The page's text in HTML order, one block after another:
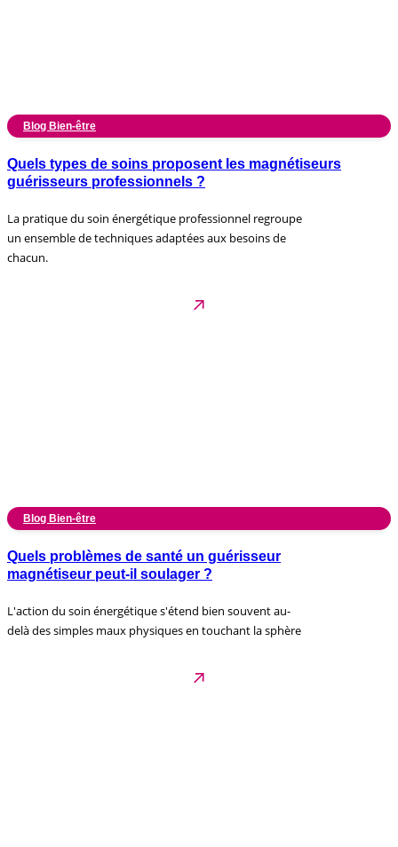
Blog Bien-être
Quels types de soins proposent les magnétiseurs
guérisseurs professionnels ?
La pratique du soin énergétique professionnel regroupe
un ensemble de techniques adaptées aux besoins de
chacun.
Blog Bien-être
Quels problèmes de santé un guérisseur
magnétiseur peut-il soulager ?
L'action du soin énergétique s'étend bien souvent au-
delà des simples maux physiques en touchant la sphère